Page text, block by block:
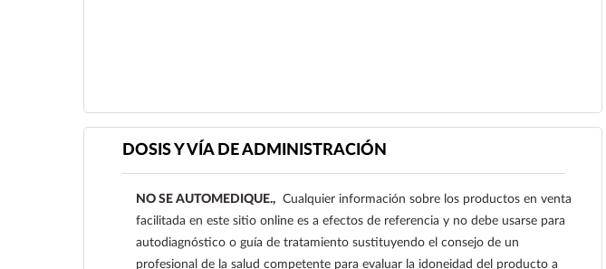
DOSIS Y VÍA DE ADMINISTRACIÓN
NO SE AUTOMEDIQUE., Cualquier información sobre los productos en venta
facilitada en este sitio online es a efectos de referencia y no debe usarse para
autodiagnóstico o guía de tratamiento sustituyendo el consejo de un
profesional de la salud competente para evaluar la idoneidad del producto a